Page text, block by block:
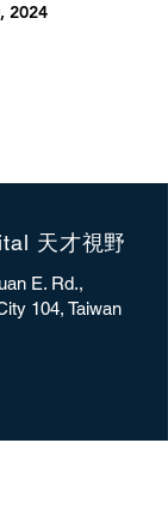
2024
天才視野
E. Rd.,
104, Taiwan